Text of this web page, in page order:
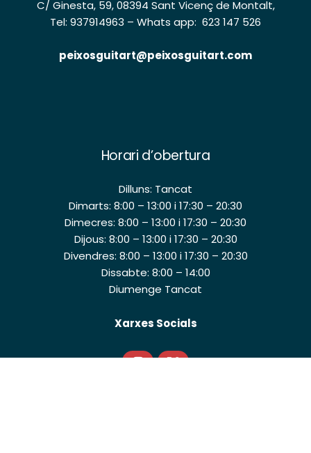
C/ Ginesta, 59, 08394 Sant Vicenç de Montalt,
Tel: 937914963 – Whats app: 623 147 526
peixosguitart@peixosguitart.com
Horari d’obertura
Dilluns: Tancat
Dimarts: 8:00 – 13:00 i 17:30 – 20:30
Dimecres: 8:00 – 13:00 i 17:30 – 20:30
Dijous: 8:00 – 13:00 i 17:30 – 20:30
Divendres: 8:00 – 13:00 i 17:30 – 20:30
Dissabte: 8:00 – 14:00
Diumenge Tancat
Xarxes Socials